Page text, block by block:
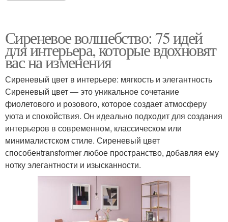
Сиреневое волшебство: 75 идей
для интерьера, которые вдохновят
вас на изменения
Сиреневый цвет в интерьере: мягкость и элегантность
Сиреневый цвет — это уникальное сочетание
фиолетового и розового, которое создает атмосферу
уюта и спокойствия. Он идеально подходит для создания
интерьеров в современном, классическом или
минималистском стиле. Сиреневый цвет
способенtransformer любое пространство, добавляя ему
нотку элегантности и изысканности.